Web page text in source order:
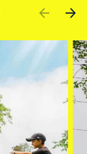
PREVIOUS
NEXT